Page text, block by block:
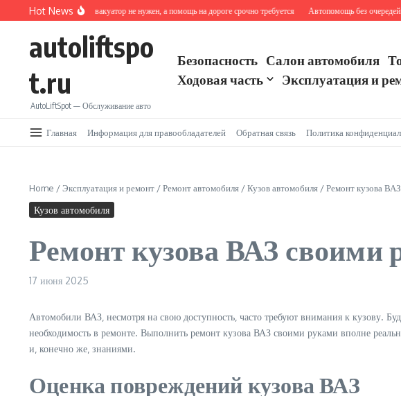
Перейти к содержанию
Hot News
действовать, если эвакуатор не нужен, а помощь на дороге срочно требуется Автопомощь без очередей:
autoliftspo
t.ru
AutoLiftSpot — Обслуживание авто
Безопасность Салон автомобиля
Ходовая часть
Эксплуатация и
Главная Информация для правообладателей Обратная связь Политика
Home /Эксплуатация и ремонт /Ремонт автомобиля /Кузов автомобиля /Ремонт кузова
Кузов автомобиля
Ремонт кузова ВАЗ своими
17 июня 2025
Автомобили ВАЗ‚ несмотря на свою доступность‚ часто требуют внимания к кузову.
необходимость в ремонте. Выполнить ремонт кузова ВАЗ своими руками вполне
и‚ конечно же‚ знаниями.
Оценка повреждений кузова ВАЗ